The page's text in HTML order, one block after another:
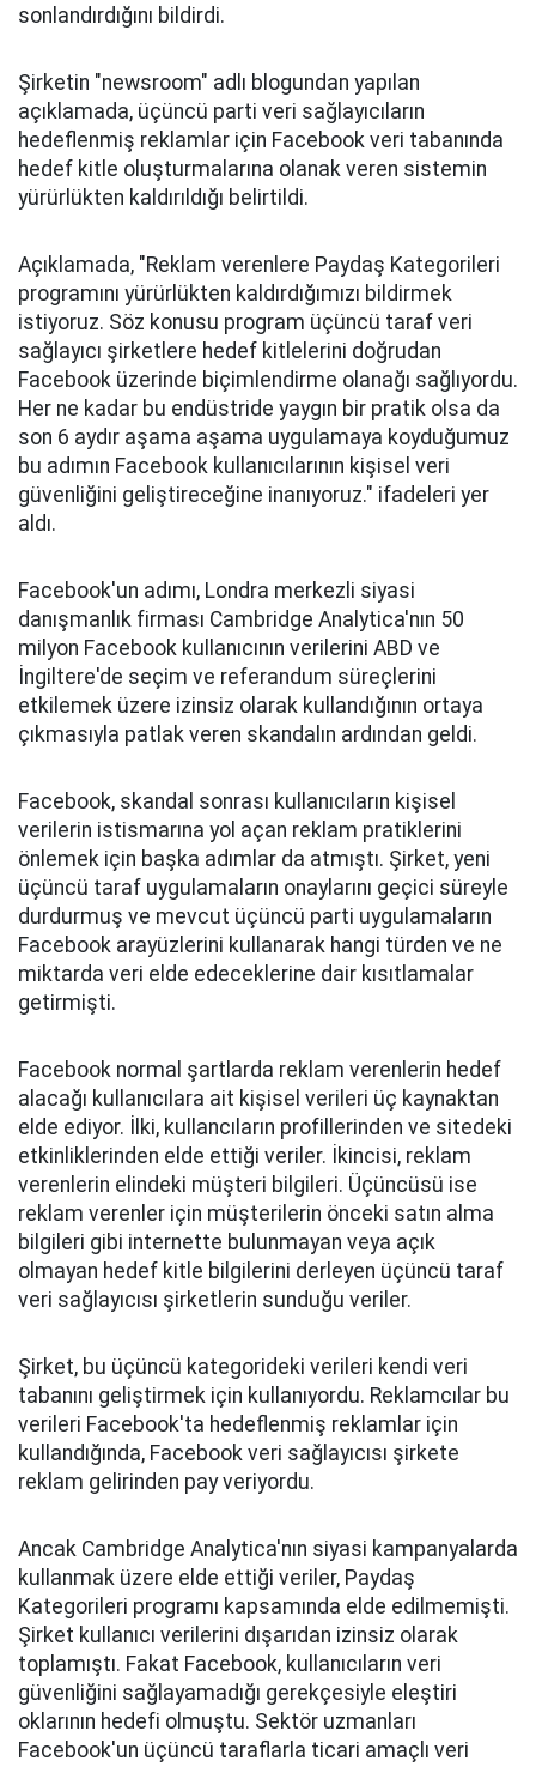
sonlandırdığını bildirdi.
Şirketin "newsroom" adlı blogundan yapılan
açıklamada, üçüncü parti veri sağlayıcıların
hedeflenmiş reklamlar için Facebook veri tabanında
hedef kitle oluşturmalarına olanak veren sistemin
yürürlükten kaldırıldığı belirtildi.
Açıklamada, "Reklam verenlere Paydaş Kategorileri
programını yürürlükten kaldırdığımızı bildirmek
istiyoruz. Söz konusu program üçüncü taraf veri
sağlayıcı şirketlere hedef kitlelerini doğrudan
Facebook üzerinde biçimlendirme olanağı sağlıyordu.
Her ne kadar bu endüstride yaygın bir pratik olsa da
son 6 aydır aşama aşama uygulamaya koyduğumuz
bu adımın Facebook kullanıcılarının kişisel veri
güvenliğini geliştireceğine inanıyoruz." ifadeleri yer
aldı.
Facebook'un adımı, Londra merkezli siyasi
danışmanlık firması Cambridge Analytica'nın 50
milyon Facebook kullanıcının verilerini ABD ve
İngiltere'de seçim ve referandum süreçlerini
etkilemek üzere izinsiz olarak kullandığının ortaya
çıkmasıyla patlak veren skandalın ardından geldi.
Facebook, skandal sonrası kullanıcıların kişisel
verilerin istismarına yol açan reklam pratiklerini
önlemek için başka adımlar da atmıştı. Şirket, yeni
üçüncü taraf uygulamaların onaylarını geçici süreyle
durdurmuş ve mevcut üçüncü parti uygulamaların
Facebook arayüzlerini kullanarak hangi türden ve ne
miktarda veri elde edeceklerine dair kısıtlamalar
getirmişti.
Facebook normal şartlarda reklam verenlerin hedef
alacağı kullanıcılara ait kişisel verileri üç kaynaktan
elde ediyor. İlki, kullancıların profillerinden ve sitedeki
etkinliklerinden elde ettiği veriler. İkincisi, reklam
verenlerin elindeki müşteri bilgileri. Üçüncüsü ise
reklam verenler için müşterilerin önceki satın alma
bilgileri gibi internette bulunmayan veya açık
olmayan hedef kitle bilgilerini derleyen üçüncü taraf
veri sağlayıcısı şirketlerin sunduğu veriler.
Şirket, bu üçüncü kategorideki verileri kendi veri
tabanını geliştirmek için kullanıyordu. Reklamcılar bu
verileri Facebook'ta hedeflenmiş reklamlar için
kullandığında, Facebook veri sağlayıcısı şirkete
reklam gelirinden pay veriyordu.
Ancak Cambridge Analytica'nın siyasi kampanyalarda
kullanmak üzere elde ettiği veriler, Paydaş
Kategorileri programı kapsamında elde edilmemişti.
Şirket kullanıcı verilerini dışarıdan izinsiz olarak
toplamıştı. Fakat Facebook, kullanıcıların veri
güvenliğini sağlayamadığı gerekçesiyle eleştiri
oklarının hedefi olmuştu. Sektör uzmanları
Facebook'un üçüncü taraflarla ticari amaçlı veri